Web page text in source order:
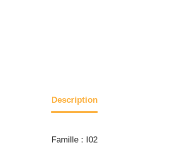
Description
Famille : I02